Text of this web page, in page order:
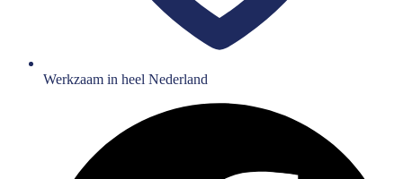
Werkzaam in heel Nederland